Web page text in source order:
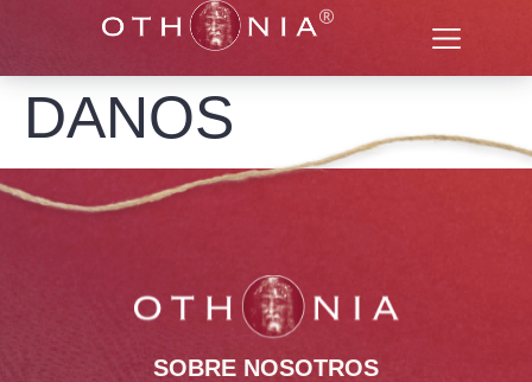
DANOS
SOBRE NOSOTROS